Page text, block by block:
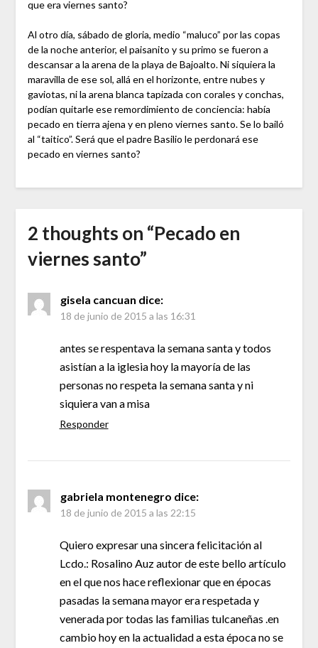
que era viernes santo?
Al otro día, sábado de gloria, medio “maluco” por las copas
de la noche anterior, el paisanito y su primo se fueron a
descansar a la arena de la playa de Bajoalto. Ni siquiera la
maravilla de ese sol, allá en el horizonte, entre nubes y
gaviotas, ni la arena blanca tapizada con corales y conchas,
podían quitarle ese remordimiento de conciencia: había
pecado en tierra ajena y en pleno viernes santo. Se lo bailó
al “taitico”. Será que el padre Basilio le perdonará ese
pecado en viernes santo?
2 thoughts on “Pecado en
viernes santo”
gisela cancuan dice:
18 de junio de 2015 a las 16:31
antes se respentava la semana santa y todos
asistían a la iglesia hoy la mayoría de las
personas no respeta la semana santa y ni
siquiera van a misa
Responder
gabriela montenegro dice:
18 de junio de 2015 a las 22:15
Quiero expresar una sincera felicitación al
Lcdo.: Rosalino Auz autor de este bello artículo
en el que nos hace reflexionar que en épocas
pasadas la semana mayor era respetada y
venerada por todas las familias tulcaneñas .en
cambio hoy en la actualidad a esta época no se